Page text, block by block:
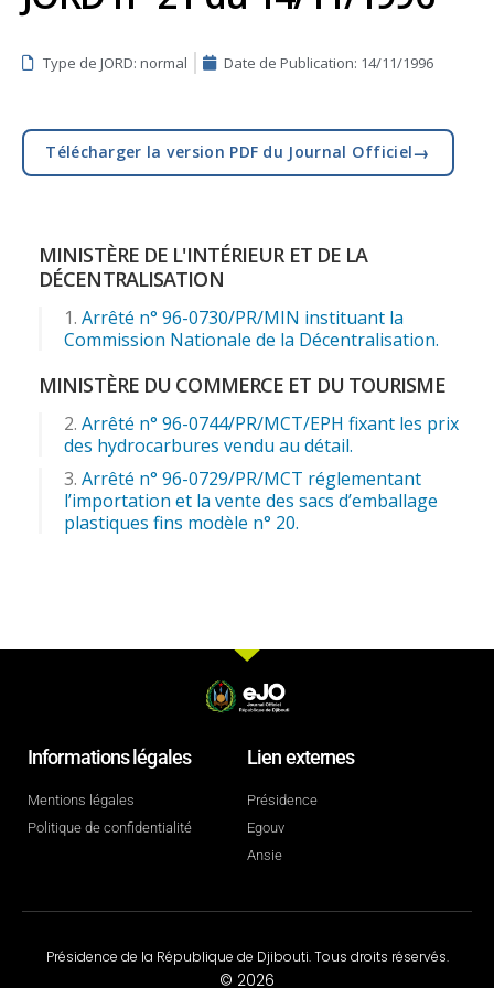
Type de JORD: normal Date de Publication: 14/11/1996
Télécharger la version PDF du Journal Officiel→
MINISTÈRE DE L'INTÉRIEUR ET DE LA
DÉCENTRALISATION
Arrêté n° 96-0730/PR/MIN instituant la
Commission Nationale de la Décentralisation.
MINISTÈRE DU COMMERCE ET DU TOURISME
Arrêté n° 96-0744/PR/MCT/EPH fixant les prix
des hydrocarbures vendu au détail.
Arrêté n° 96-0729/PR/MCT réglementant
l’importation et la vente des sacs d’emballage
plastiques fins modèle n° 20.
Informations légales
Mentions légales
Politique de confidentialité
Lien externes
Présidence
Egouv
Ansie
Présidence de la République de Djibouti. Tous droits réservés.
© 2026